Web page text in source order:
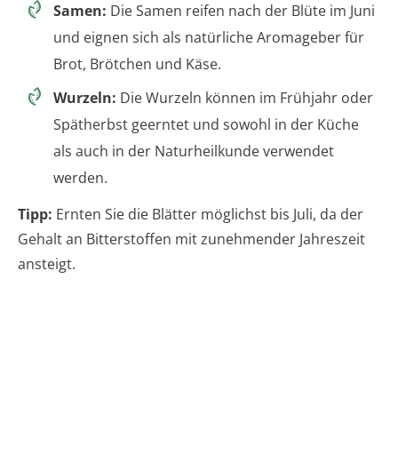
Samen: Die Samen reifen nach der Blüte im Juni
und eignen sich als natürliche Aromageber für
Brot, Brötchen und Käse.
Wurzeln: Die Wurzeln können im Frühjahr oder
Spätherbst geerntet und sowohl in der Küche
als auch in der Naturheilkunde verwendet
werden.
Tipp: Ernten Sie die Blätter möglichst bis Juli, da der
Gehalt an Bitterstoffen mit zunehmender Jahreszeit
ansteigt.